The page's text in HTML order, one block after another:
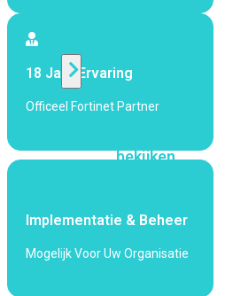
Alle
bekijken
Fi
Generatie
Wi-
18 Jaar Ervaring
Officeel Fortinet Partner
Implementatie & Beheer
Mogelijk Voor Uw Organisatie